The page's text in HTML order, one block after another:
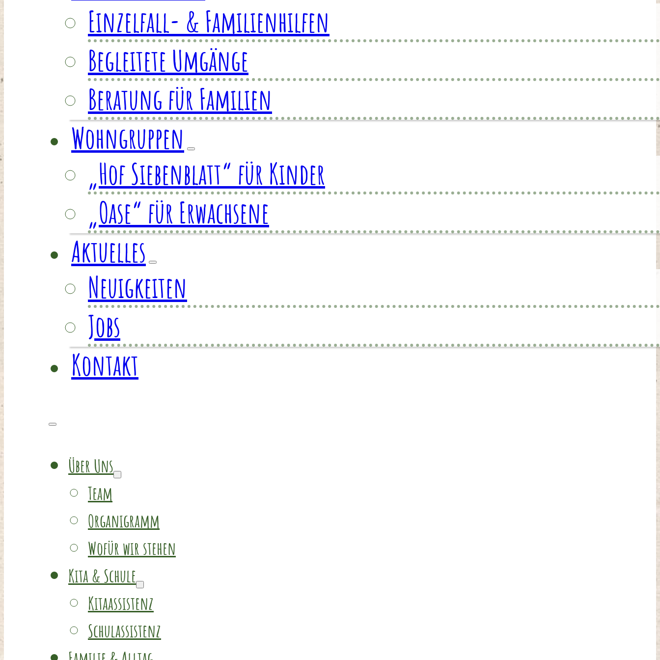
Einzelfall- & Familienhilfen
Begleitete Umgänge
Beratung für Familien
Wohngruppen
„Hof Siebenblatt“ für Kinder
„Oase“ für Erwachsene
Aktuelles
Neuigkeiten
Jobs
Kontakt
Über Uns
Team
Organigramm
Wofür wir stehen
Kita & Schule
Kitaassistenz
Schulassistenz